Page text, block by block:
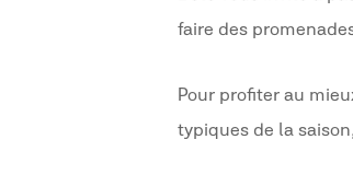
faire des
Pour profiter au
typiques de la